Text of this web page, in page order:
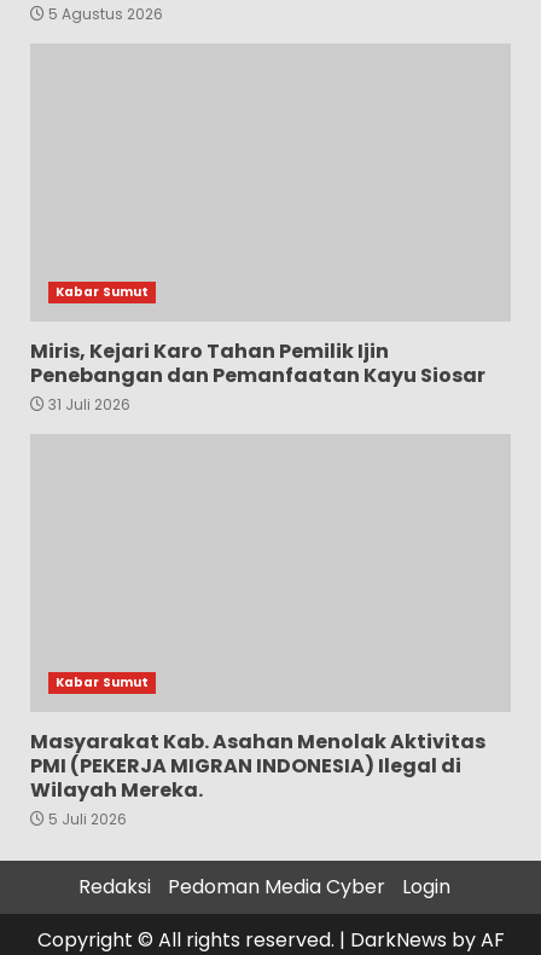
5 Agustus 2026
Kabar Sumut
Miris, Kejari Karo Tahan Pemilik Ijin
Penebangan dan Pemanfaatan Kayu Siosar
31 Juli 2026
Kabar Sumut
Masyarakat Kab. Asahan Menolak Aktivitas
PMI (PEKERJA MIGRAN INDONESIA) Ilegal di
Wilayah Mereka.
5 Juli 2026
Redaksi Pedoman Media Cyber
Login
Copyright © All rights reserved. | DarkNews by AF